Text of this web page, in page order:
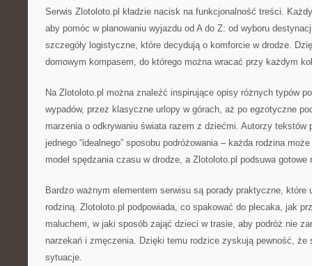
Serwis Zlotoloto.pl kładzie nacisk na funkcjonalność treści.
aby pomóc w planowaniu wyjazdu od A do Z: od wyboru
szczegóły logistyczne, które decydują o komforcie w drodze.
domowym kompasem, do którego można wracać przy każdym
Na Zlotoloto.pl można znaleźć inspirujące opisy różnych typów
wypadów, przez klasyczne urlopy w górach, aż po egzotyczne
marzenia o odkrywaniu świata razem z dziećmi. Autorzy tekstów
jednego “idealnego” sposobu podróżowania – każda rodzina
model spędzania czasu w drodze, a Zlotoloto.pl podsuwa gotowe
Bardzo ważnym elementem serwisu są porady praktyczne, które
rodziną. Zlotoloto.pl podpowiada, co spakować do plecaka, jak
maluchem, w jaki sposób zająć dzieci w trasie, aby podróż nie
narzekań i zmęczenia. Dzięki temu rodzice zyskują pewność, że
sytuacje.